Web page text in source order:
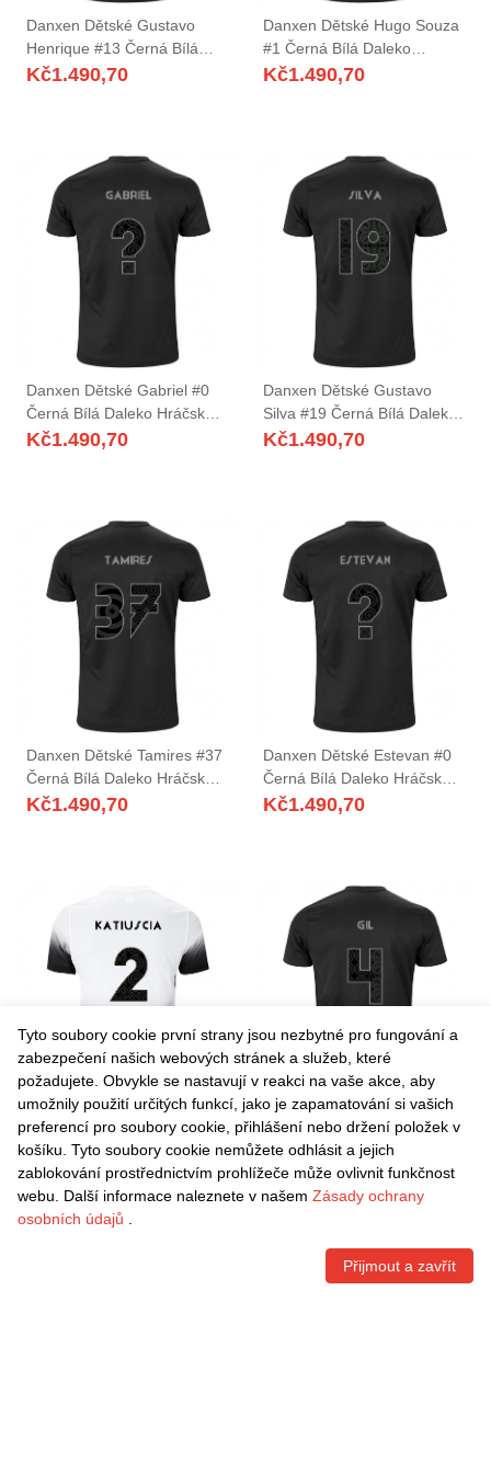
Danxen Dětské Gustavo
Henrique #13 Černá Bílá
Daleko Hráčské Dresy
Kč1.490,70
Danxen Dětské Hugo Souza
#1 Černá Bílá Daleko
Hráčské Dresy 2025/26 Dres
Kč1.490,70
Danxen Dětské Gabriel #0
Černá Bílá Daleko Hráčské
Dresy 2025/26 Dres
Kč1.490,70
Danxen Dětské Gustavo
Silva #19 Černá Bílá Daleko
Hráčské Dresy 2025/26 Dres
Kč1.490,70
Danxen Dětské Tamires #37
Černá Bílá Daleko Hráčské
Dresy 2025/26 Dres
Kč1.490,70
Danxen Dětské Estevan #0
Černá Bílá Daleko Hráčské
Dresy 2025/26 Dres
Kč1.490,70
Danxen Dětské Katiuscia #2
Bílá Černá Domů Hráčské
Dresy 2025/26 Dres
Kč1.490,70
Danxen Dětské Gil #4 Černá
Bílá Daleko Hráčské Dresy
2025/26 Dres
Kč1.490,70
Tyto soubory cookie první strany jsou nezbytné pro fungování a
zabezpečení našich webových stránek a služeb, které
požadujete. Obvykle se nastavují v reakci na vaše akce, aby
umožnily použití určitých funkcí, jako je zapamatování si vašich
preferencí pro soubory cookie, přihlášení nebo držení položek v
košíku. Tyto soubory cookie nemůžete odhlásit a jejich
zablokování prostřednictvím prohlížeče může ovlivnit funkčnost
webu. Další informace naleznete v našem Zásady ochrany
osobních údajů
Přijmout a zavřít